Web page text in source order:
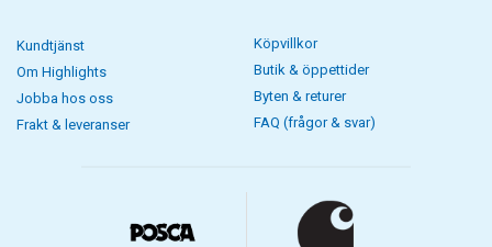
Kundtjänst
Om Highlights
Jobba hos oss
Frakt & leveranser
Köpvillkor
Butik & öppettider
Byten & returer
FAQ (frågor & svar)